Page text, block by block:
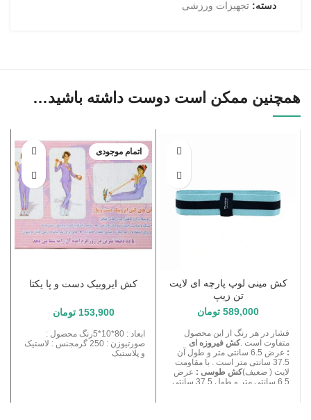
دسته: تجهیزات ورزشی
همچنین ممکن است دوست داشته باشید…
کش مینی لوپ پارچه ای لایت
تن زیپ
589,000 تومان
فشار در هر رنگ از این محصول
متفاوت است .کش فیروزه ای
:
عرض 6.5 سانتی متر و طول آن
37.5 سانتی متر است . با مقاومت
لایت ( ضعیف)کش طوسی : عرض
6.5 سانتی متر و طول 37.5 سانتی
اتمام موجودی
کش ایروبیک دست و پا یکتا
153,900 تومان
ابعاد : 80*10*5رنگ محصول :
صورتیوزن : 250 گرمجنس : لاستیک
و پلاستیک